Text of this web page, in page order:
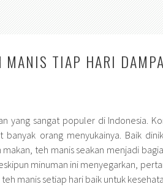
MANIS TIAP HARI
yang sangat populer di Indonesia.
orang menyukainya. Baik
teh manis seakan menjadi
minuman ini menyegarkan,
manis setiap hari baik untuk